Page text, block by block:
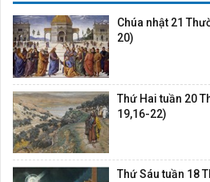
Chúa nhật 21
20)
Thứ Hai tuần 20
19,16-22)
Thứ Sáu tuần 18